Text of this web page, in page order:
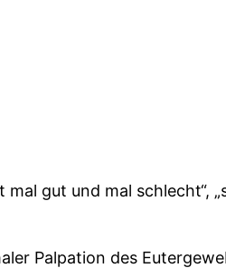
gut und mal schlecht“,
Palpation des